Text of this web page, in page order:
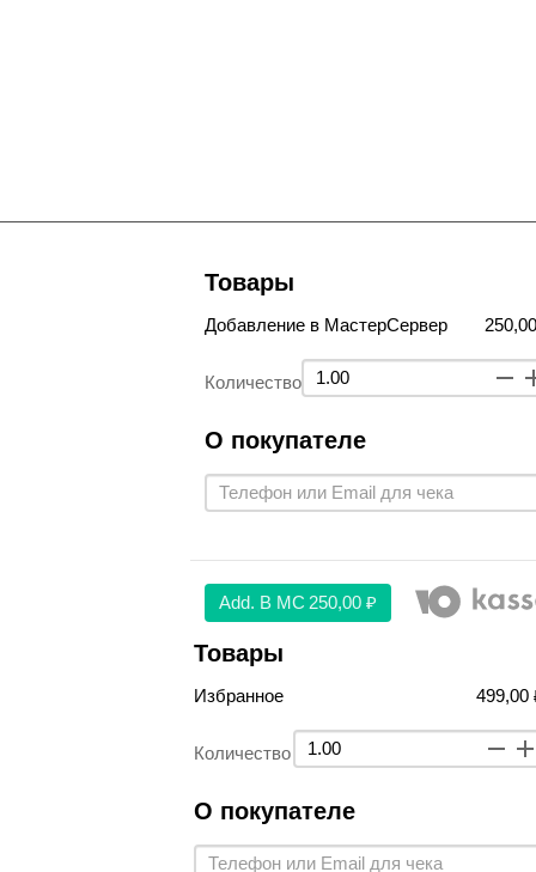
Товары
Добавление в МастерСервер
Количество
О покупателе
Аdd. В МС 250,00 ₽
Товары
Избранное 499,00
Количество
О покупателе